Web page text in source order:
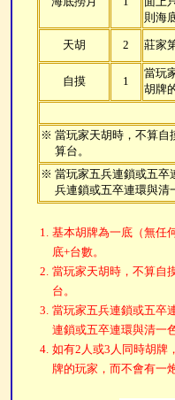
則海
天胡 2 莊家
自摸 1
當玩
胡牌
※ 當玩家天胡時，不算自
算台。
※ 當玩家五兵連鎖或五卒
兵連鎖或五卒連環與清
1. 基本胡牌為一底（無任
底+台數。
2. 當玩家天胡時，不算自
台。
3. 當玩家五兵連鎖或五卒
連鎖或五卒連環與清一
4. 如有2人或3人同時胡牌
牌的玩家，而不會有一